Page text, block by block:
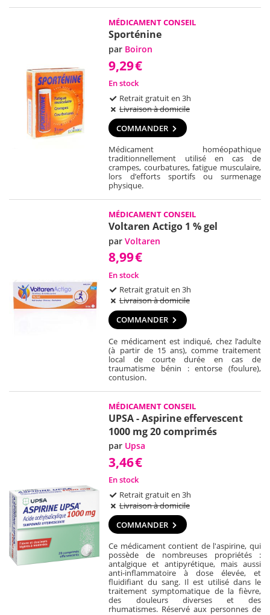
MÉDICAMENT CONSEIL
Sporténine
par Boiron
9,29€
En stock
Retrait gratuit en 3h
Livraison à domicile
COMMANDER
Médicament homéopathique
traditionnellement utilisé en cas de
crampes, courbatures, fatigue musculaire,
lors d’efforts sportifs ou surmenage
physique.
MÉDICAMENT CONSEIL
Voltaren Actigo 1 % gel
parVoltaren
8,99€
En stock
Retrait gratuit en 3h
Livraison à domicile
COMMANDER
Ce médicament est indiqué, chez l’adulte
(à partir de 15 ans), comme traitement
local de courte durée en cas de
traumatisme bénin : entorse (foulure),
contusion.
MÉDICAMENT CONSEIL
UPSA - Aspirine effervescent
1000 mg 20 comprimés
par Upsa
3,46€
En stock
Retrait gratuit en 3h
Livraison à domicile
COMMANDER
Ce médicament contient de l'aspirine, qui
possède de nombreuses propriétés :
antalgique et antipyrétique, mais aussi
anti-inflammatoire à dose élevée, et
fluidifiant du sang. Il est utilisé dans le
traitement symptomatique de la fièvre,
des douleurs diverses et des
rhumatismes. Réservé aux personnes de